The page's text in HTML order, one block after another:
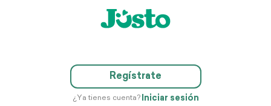
Regístrate
¿Ya tienes cuenta? Iniciar sesión